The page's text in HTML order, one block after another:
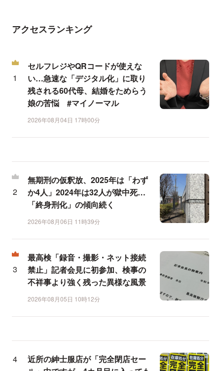
アクセスランキング
セルフレジやQRコードが使えな
い…急速な「デジタル化」に取り
残される60代母、結婚をためらう
娘の苦悩 #マイノーマル
2026年08月04日 17時00分
無期刑の仮釈放、2025年は「わず
か4人」2024年は32人が獄中死…
「終身刑化」の傾向続く
2026年08月06日 11時39分
最高検「録音・撮影・ネット接続
禁止」記者会見に初参加、検事の
不祥事より強く残った異様な風景
2026年08月05日 10時12分
近所の紳士服店が「完全閉店セー